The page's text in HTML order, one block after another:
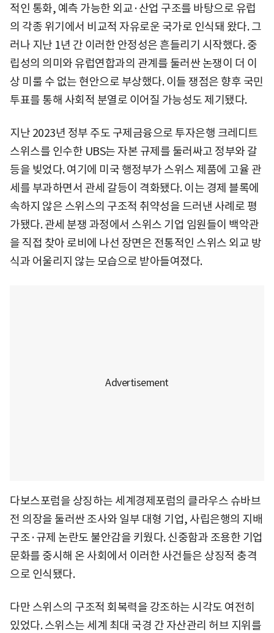
적인 통화, 예측 가능한 외교·산업 구조를 바탕으로 유럽
의 각종 위기에서 비교적 자유로운 국가로 인식돼 왔다. 그
러나 지난 1년 간 이러한 안정성은 흔들리기 시작했다. 중
립성의 의미와 유럽연합과의 관계를 둘러싼 논쟁이 더 이
상 미룰 수 없는 현안으로 부상했다. 이들 쟁점은 향후 국민
투표를 통해 사회적 분열로 이어질 가능성도 제기됐다.
지난 2023년 정부 주도 구제금융으로 투자은행 크레디트
스위스를 인수한 UBS는 자본 규제를 둘러싸고 정부와 갈
등을 빚었다. 여기에 미국 행정부가 스위스 제품에 고율 관
세를 부과하면서 관세 갈등이 격화됐다. 이는 경제 블록에
속하지 않은 스위스의 구조적 취약성을 드러낸 사례로 평
가됐다. 관세 분쟁 과정에서 스위스 기업 임원들이 백악관
을 직접 찾아 로비에 나선 장면은 전통적인 스위스 외교 방
식과 어울리지 않는 모습으로 받아들여졌다.
다보스포럼을 상징하는 세계경제포럼의 클라우스 슈바브
전 의장을 둘러싼 조사와 일부 대형 기업, 사립은행의 지배
구조·규제 논란도 불안감을 키웠다. 신중함과 조용한 기업
문화를 중시해 온 사회에서 이러한 사건들은 상징적 충격
으로 인식됐다.
다만 스위스의 구조적 회복력을 강조하는 시각도 여전히
있었다. 스위스는 세계 최대 국경 간 자산관리 허브 지위를